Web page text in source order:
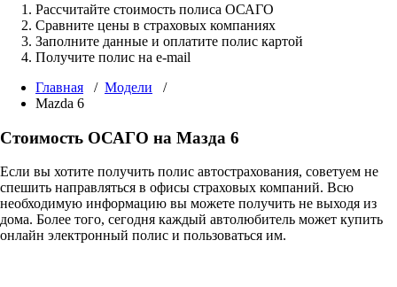
Рассчитайте стоимость полиса ОСАГО
Сравните цены в страховых компаниях
Заполните данные и оплатите полис картой
Получите полис на e-mail
Главная / Модели /
Mazda 6
Стоимость ОСАГО на Мазда 6
Если вы хотите получить полис автострахования, советуем не
спешить направляться в офисы страховых компаний. Всю
необходимую информацию вы можете получить не выходя из
дома. Более того, сегодня каждый автолюбитель может купить
онлайн электронный полис и пользоваться им.